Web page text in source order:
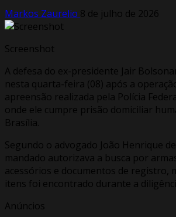
Markos Zaurelio 8 de julho de 2026
Screenshot
A defesa do ex-presidente Jair
nesta quarta-feira (08) após a
apreensão realizada pela Polícia
onde ele cumpre prisão domiciliar
Brasília.
Segundo o advogado João Henrique
mandado autorizava a busca por
acessórios e documentos de registro,
itens foi encontrado durante a
Anúncios